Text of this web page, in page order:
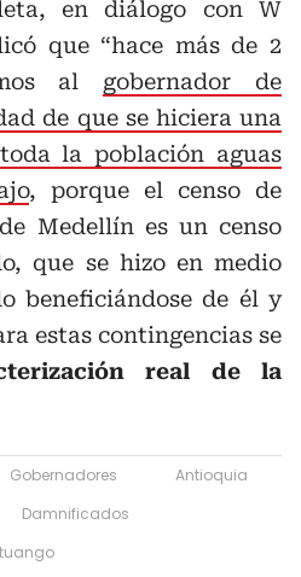
en diálogo con W
que “hace más de 2
al gobernador de
de que se hiciera una
la población aguas
, porque el censo de
Medellín es un censo
que se hizo en medio
beneficiándose de él y
estas contingencias se
real de la
Gobernadores
Antioquia
Damnificados